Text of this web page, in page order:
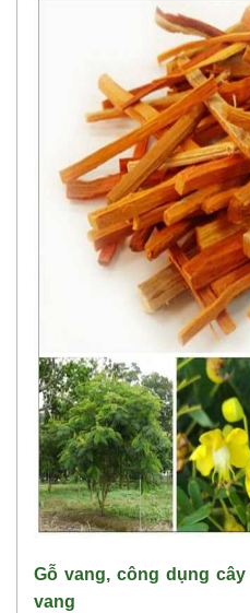
Gỗ vang, công dụng
vang